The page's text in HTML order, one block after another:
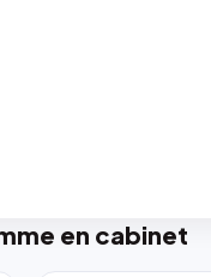
en cabinet